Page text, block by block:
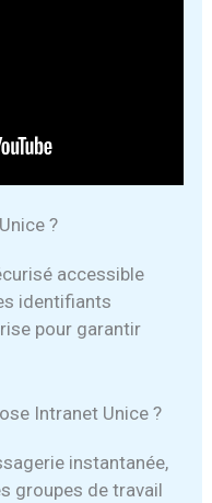
?
accessible
identifiants
pour garantir
Intranet Unice ?
instantanée,
groupes de travail